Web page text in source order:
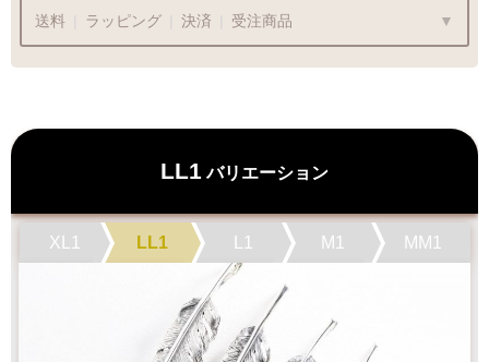
送料 ラッピング 決済 受注商品
ラッピングも承っております
プレゼント用でも安心してご利用いただけます
1商品
¥1,100
LL1バリエーション
XL1 LL1 L1 M1 MM1